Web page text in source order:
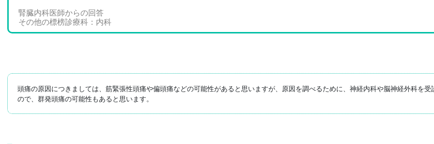
腎臓内科医師からの回答
その他の標榜診療科：内科
頭痛の原因につきましては、筋緊張性頭痛や偏頭痛などの可能性があると思いますが、原因を調べるために、神経内科や脳神経外科を
ので、群発頭痛の可能性もあると思います。